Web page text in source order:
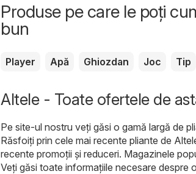
Produse pe care le poți
bun
Player Apă Ghiozdan Joc Tip
Altele - Toate ofertele de
Pe site-ul nostru veți găsi o gamă largă de
Răsfoiți prin cele mai recente pliante de
recente promoții și reduceri. Magazinele
Veți găsi toate informațiile necesare despre